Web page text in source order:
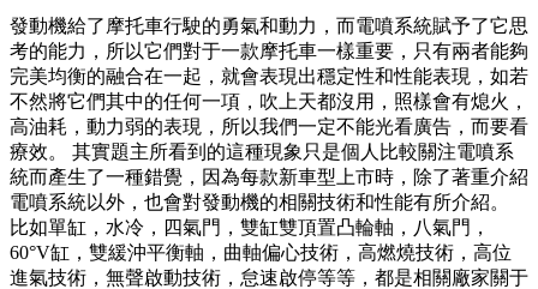
發動機給了摩托車行駛的勇氣和動力，而電噴系統賦予了它思
考的能力，所以它們對于一款摩托車一樣重要，只有兩者能夠
完美均衡的融合在一起，就會表現出穩定性和性能表現，如若
不然將它們其中的任何一項，吹上天都沒用，照樣會有熄火，
高油耗，動力弱的表現，所以我們一定不能光看廣告，而要看
療效。 其實題主所看到的這種現象只是個人比較關注電噴系
統而產生了一種錯覺，因為每款新車型上市時，除了著重介紹
電噴系統以外，也會對發動機的相關技術和性能有所介紹。
比如單缸，水冷，四氣門，雙缸雙頂置凸輪軸，八氣門，
60°V缸，雙緩沖平衡軸，曲軸偏心技術，高燃燒技術，高位
進氣技術，無聲啟動技術，怠速啟停等等，都是相關廠家關于